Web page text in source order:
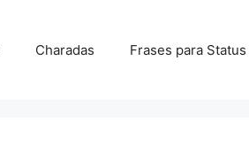
Charadas Frases para Status